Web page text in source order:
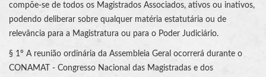
compõe-se de todos os Magistrados Associados, ativos ou inativos,
podendo deliberar sobre qualquer matéria estatutária ou de
relevância para a Magistratura ou para o Poder Judiciário.
§ 1º A reunião ordinária da Assembleia Geral ocorrerá durante o
CONAMAT - Congresso Nacional das Magistradas e dos